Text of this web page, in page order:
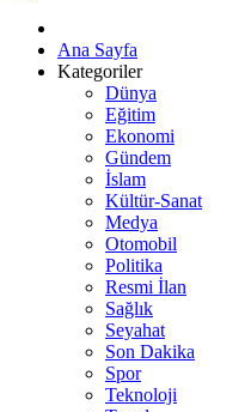
Ana Sayfa
Kategoriler
Dünya
Eğitim
Ekonomi
Gündem
İslam
Kültür-Sanat
Medya
Otomobil
Politika
Resmi İlan
Sağlık
Seyahat
Son Dakika
Spor
Teknoloji